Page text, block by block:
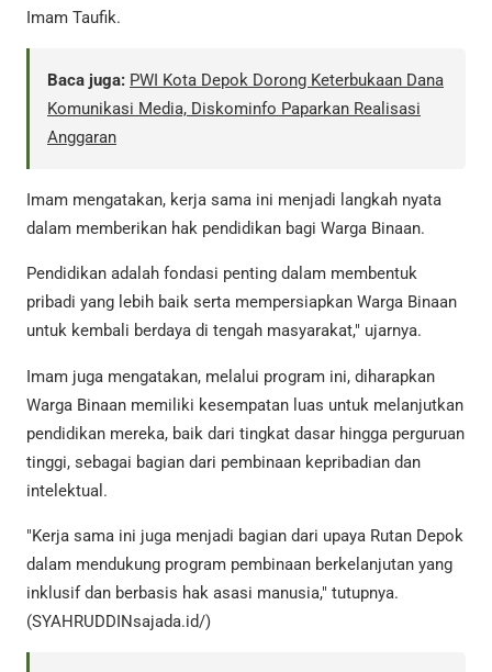
Imam Taufik.
Baca juga: PWI Kota Depok Dorong Keterbukaan Dana
Komunikasi Media, Diskominfo Paparkan Realisasi
Anggaran
Imam mengatakan, kerja sama ini menjadi langkah nyata
dalam memberikan hak pendidikan bagi Warga Binaan.
Pendidikan adalah fondasi penting dalam membentuk
pribadi yang lebih baik serta mempersiapkan Warga Binaan
untuk kembali berdaya di tengah masyarakat," ujarnya.
Imam juga mengatakan, melalui program ini, diharapkan
Warga Binaan memiliki kesempatan luas untuk melanjutkan
pendidikan mereka, baik dari tingkat dasar hingga perguruan
tinggi, sebagai bagian dari pembinaan kepribadian dan
intelektual.
"Kerja sama ini juga menjadi bagian dari upaya Rutan Depok
dalam mendukung program pembinaan berkelanjutan yang
inklusif dan berbasis hak asasi manusia," tutupnya.
(SYAHRUDDINsajada.id/)